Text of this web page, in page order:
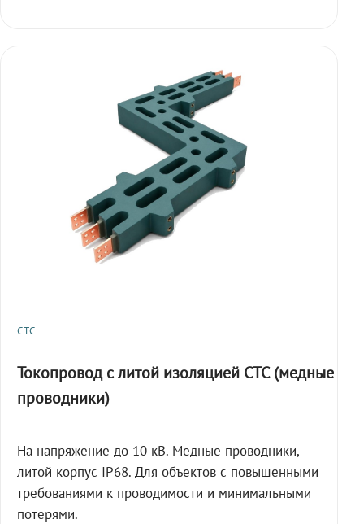
СТС
Токопровод с литой изоляцией СТС (медные
проводники)
На напряжение до 10 кВ. Медные проводники,
литой корпус IP68. Для объектов с повышенными
требованиями к проводимости и минимальными
потерями.